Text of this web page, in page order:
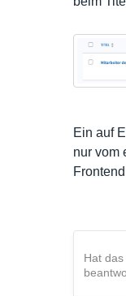
Ein auf
nur vom
Hat